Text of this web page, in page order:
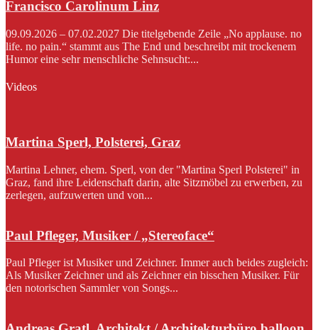
Francisco Carolinum Linz
09.09.2026 – 07.02.2027 Die titelgebende Zeile „No applause. no
life. no pain.“ stammt aus The End und beschreibt mit trockenem
Humor eine sehr menschliche Sehnsucht:...
Videos
Martina Sperl, Polsterei, Graz
Martina Lehner, ehem. Sperl, von der "Martina Sperl Polsterei" in
Graz, fand ihre Leidenschaft darin, alte Sitzmöbel zu erwerben, zu
zerlegen, aufzuwerten und von...
Paul Pfleger, Musiker / „Stereoface“
Paul Pfleger ist Musiker und Zeichner. Immer auch beides zugleich:
Als Musiker Zeichner und als Zeichner ein bisschen Musiker. Für
den notorischen Sammler von Songs...